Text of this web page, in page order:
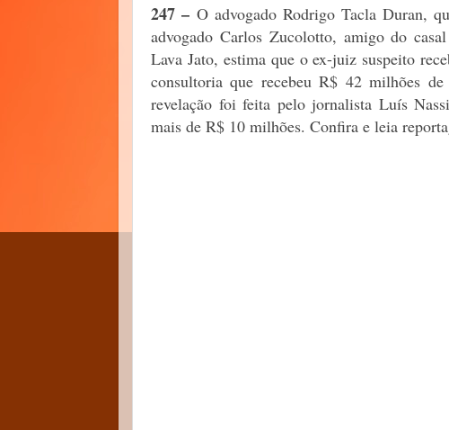
247 – O advogado Rodrigo Tacla Duran,
advogado Carlos Zucolotto, amigo do
Lava Jato, estima que o ex-juiz suspeito
consultoria que recebeu R$ 42 milhões
revelação foi feita pelo jornalista Luís
mais de R$ 10 milhões. Confira e leia